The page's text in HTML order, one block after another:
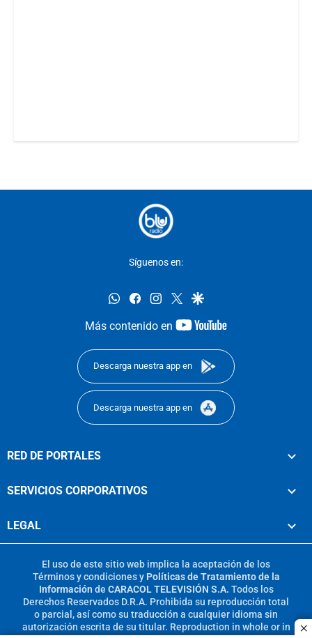
Síguenos en:
whatsappfacebookinstagram
twittergoogle
Más contenido en
youtube-
Descarga nuestra app en
Descarga nuestra app en
RED DE PORTALES
SERVICIOS CORPORATIVOS
LEGAL
El uso de este sitio web implica la aceptación de los
Términos y condicionesy Políticas de Tratamiento de la
Información de CARACOL TELEVISIÓN S.A. Todos los
Derechos Reservados D.R.A. Prohibida su reproducción total
o parcial, así como su traducción a cualquier idioma sin
autorización escrita de su titular. Reproduction in whole or in